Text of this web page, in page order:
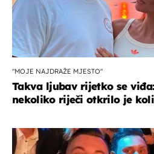
"MOJE NAJDRAŽE MJESTO"
Takva ljubav rijetko se
nekoliko riječi otkrilo je